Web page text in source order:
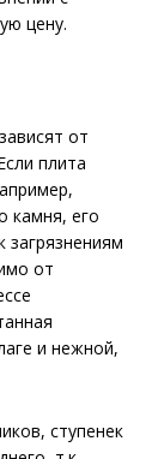
цену.
от
плита
камня, его
загрязнениям
от
и нежной,
ступенек